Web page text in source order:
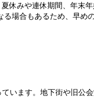
休みや連休期間、年末
場合もあるため、早め
います。地下街や旧公